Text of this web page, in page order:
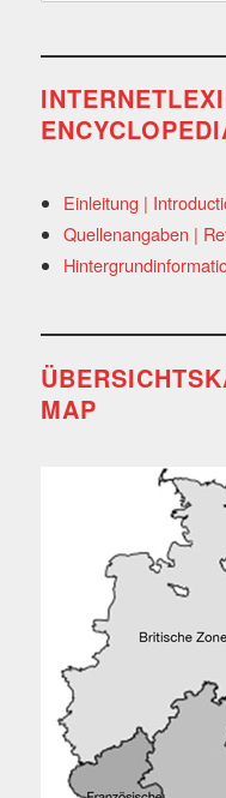
Einleitung |
Quellenangaben |
MAP